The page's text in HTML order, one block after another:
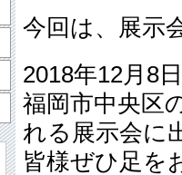
今回は、展示
2018年12月8
福岡市中央区
れる展示会に
皆様ぜひ足を